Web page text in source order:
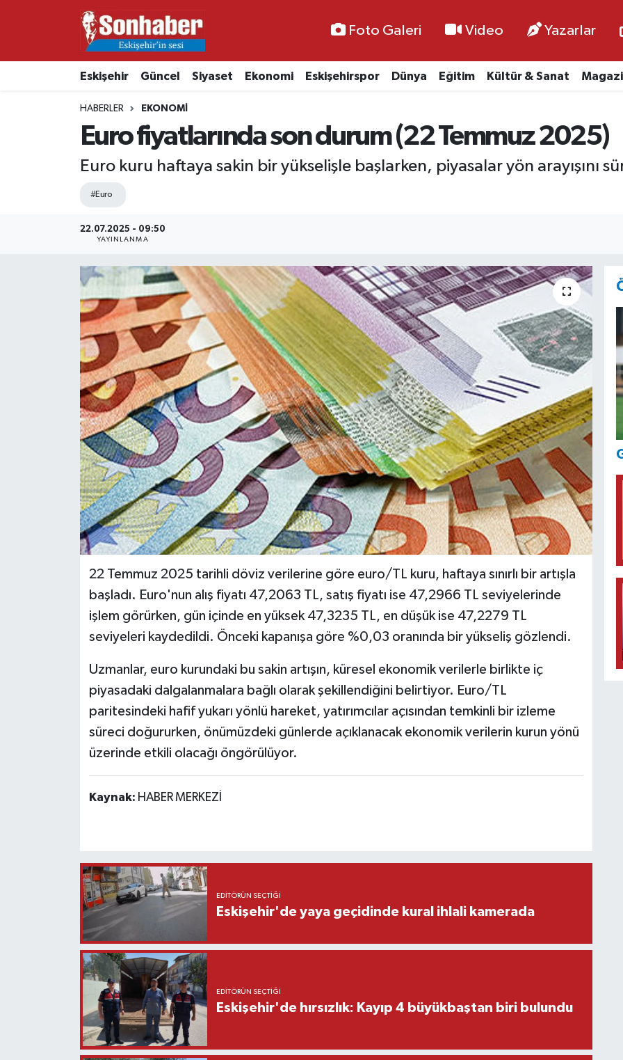
Foto Galeri Video Yazarlar
Eskişehir Güncel Siyaset Ekonomi Eskişehirspor Dünya Eğitim Kültür & Sanat
HABERLER EKONOMI
Euro fiyatlarında son durum (22 Temmuz 2025)
Euro kuru haftaya sakin bir yükselişle başlarken, piyasalar yön arayışını
#Euro
22.07.2025 - 09:50
YAYINLANMA
22 Temmuz 2025 tarihli döviz verilerine göre euro/TL kuru, haftaya sınırlı bir artışla
başladı. Euro'nun alış fiyatı 47,2063 TL, satış fiyatı ise 47,2966 TL seviyelerinde
işlem görürken, gün içinde en yüksek 47,3235 TL, en düşük ise 47,2279 TL
seviyeleri kaydedildi. Önceki kapanışa göre %0,03 oranında bir yükseliş gözlendi.
Uzmanlar, euro kurundaki bu sakin artışın, küresel ekonomik verilerle birlikte iç
piyasadaki dalgalanmalara bağlı olarak şekillendiğini belirtiyor. Euro/TL
paritesindeki hafif yukarı yönlü hareket, yatırımcılar açısından temkinli bir izleme
süreci doğururken, önümüzdeki günlerde açıklanacak ekonomik verilerin kurun yönü
üzerinde etkili olacağı öngörülüyor.
Kaynak: HABER MERKEZİ
EDITÖRÜN SEÇTIĞI
Eskişehir'de yaya geçidinde kural ihlali kamerada
EDITÖRÜN SEÇTIĞI
Eskişehir'de hırsızlık: Kayıp 4 büyükbaştan biri bulundu
Ekonomi
Kültür & Sanat
Magazin
Resmi İlanlar
Siyaset
Nöbetçi Eczaneler
Namaz Vakitleri
Trafik Durumu
Süper Lig Puan Durumu ve Fikstür
Tüm Manşetler
Son Dakika Haberleri
Haber Arşivi